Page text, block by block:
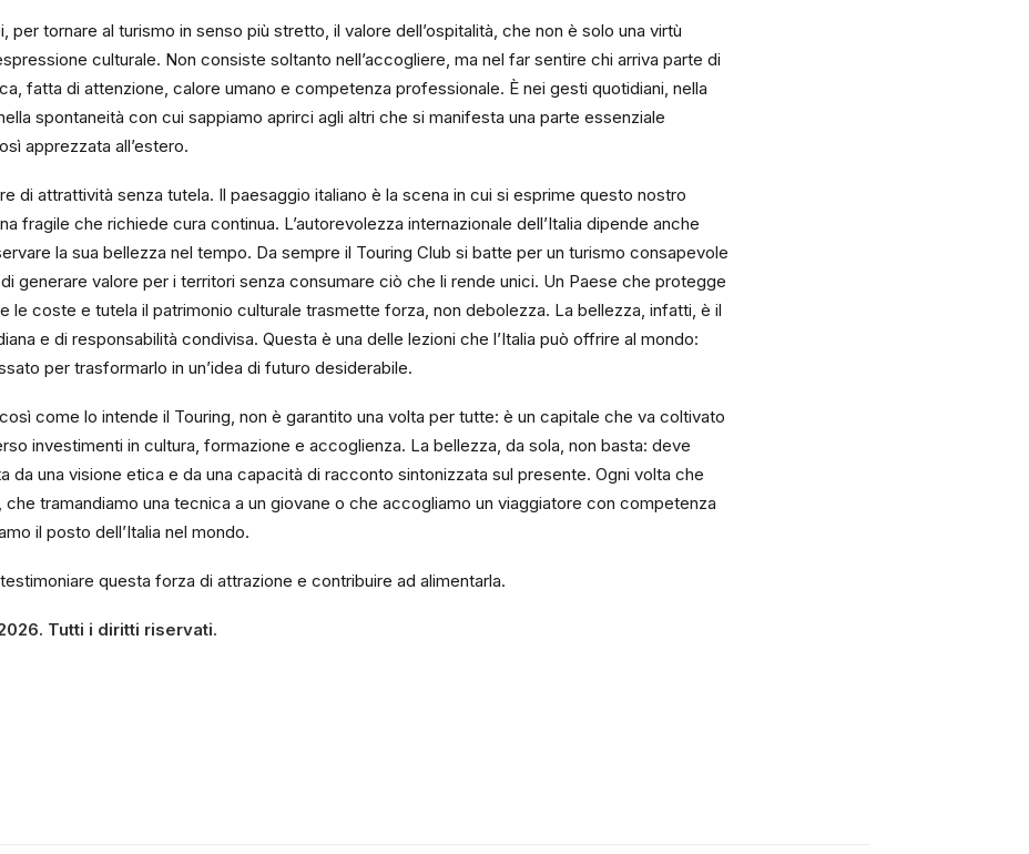
per tornare al turismo in senso più stretto, il valore dell’ospitalità, che non è solo una virtù
culturale. Non consiste soltanto nell’accogliere, ma nel far sentire chi arriva parte di
fatta di attenzione, calore umano e competenza professionale. È nei gesti quotidiani, nella
spontaneità con cui sappiamo aprirci agli altri che si manifesta una parte essenziale
apprezzata all’estero.
di attrattività senza tutela. Il paesaggio italiano è la scena in cui si esprime questo nostro
fragile che richiede cura continua. L’autorevolezza internazionale dell’Italia dipende anche
la sua bellezza nel tempo. Da sempre il Touring Club si batte per un turismo consapevole
generare valore per i territori senza consumare ciò che li rende unici. Un Paese che protegge
le coste e tutela il patrimonio culturale trasmette forza, non debolezza. La bellezza, infatti, è il
e di responsabilità condivisa. Questa è una delle lezioni che l’Italia può offrire al mondo:
per trasformarlo in un’idea di futuro desiderabile.
come lo intende il Touring, non è garantito una volta per tutte: è un capitale che va coltivato
investimenti in cultura, formazione e accoglienza. La bellezza, da sola, non basta: deve
da una visione etica e da una capacità di racconto sintonizzata sul presente. Ogni volta che
che tramandiamo una tecnica a un giovane o che accogliamo un viaggiatore con competenza
il posto dell’Italia nel mondo.
questa forza di attrazione e contribuire ad alimentarla.
Tutti i diritti riservati.